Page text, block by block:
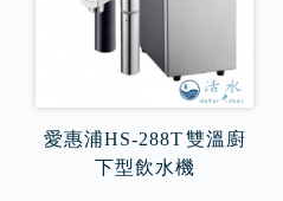
愛惠浦HS-288T 雙溫廚
下型飲水機